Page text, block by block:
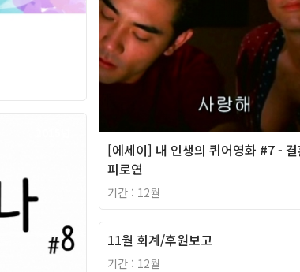
[에세이] 내 인생의 퀴어영화 #7 - 결
피로연
기간 : 12월
11월 회계/후원보고
기간 : 12월